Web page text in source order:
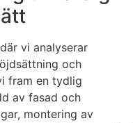
vi analyserar
och
fram en tydlig
av fasad och
montering av